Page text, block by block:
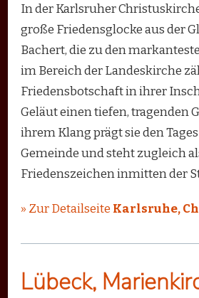
In der Karlsruher
große Friedensglocke aus der
Bachert, die zu den
im Bereich der Landeskirche
Friedensbotschaft in ihrer
Geläut einen tiefen, tragenden
ihrem Klang prägt sie den
Gemeinde und steht zugleich
Friedenszeichen inmitten der
» Zur Detailseite Karlsruhe,
Lübeck,